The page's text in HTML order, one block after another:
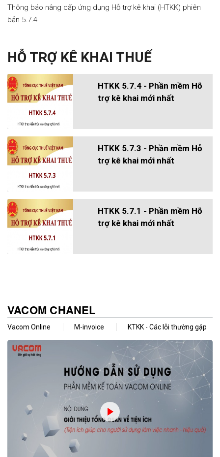
Thông báo nâng cấp ứng dụng Hỗ trợ kê khai (HTKK) phiên
bản 5.7.4
HỖ TRỢ KÊ KHAI THUẾ
HTKK 5.7.4 - Phần mềm Hỗ
trợ kê khai mới nhất
HTKK 5.7.3 - Phần mềm Hỗ
trợ kê khai mới nhất
HTKK 5.7.1 - Phần mềm Hỗ
trợ kê khai mới nhất
VACOM CHANEL
Vacom Online M-invoice KTKK - Các lỗi thường gặp